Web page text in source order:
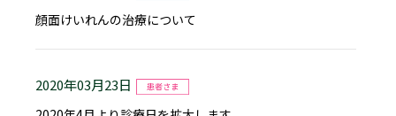
顔面けいれんの治療について
2020年03月23日